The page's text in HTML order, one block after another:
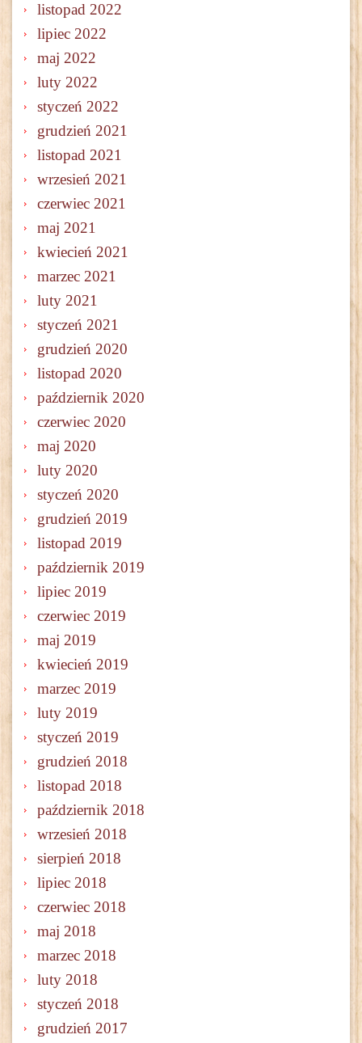
listopad 2022
lipiec 2022
maj 2022
luty 2022
styczeń 2022
grudzień 2021
listopad 2021
wrzesień 2021
czerwiec 2021
maj 2021
kwiecień 2021
marzec 2021
luty 2021
styczeń 2021
grudzień 2020
listopad 2020
październik 2020
czerwiec 2020
maj 2020
luty 2020
styczeń 2020
grudzień 2019
listopad 2019
październik 2019
lipiec 2019
czerwiec 2019
maj 2019
kwiecień 2019
marzec 2019
luty 2019
styczeń 2019
grudzień 2018
listopad 2018
październik 2018
wrzesień 2018
sierpień 2018
lipiec 2018
czerwiec 2018
maj 2018
marzec 2018
luty 2018
styczeń 2018
grudzień 2017